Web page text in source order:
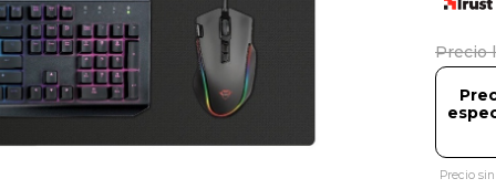
Precio
Precio